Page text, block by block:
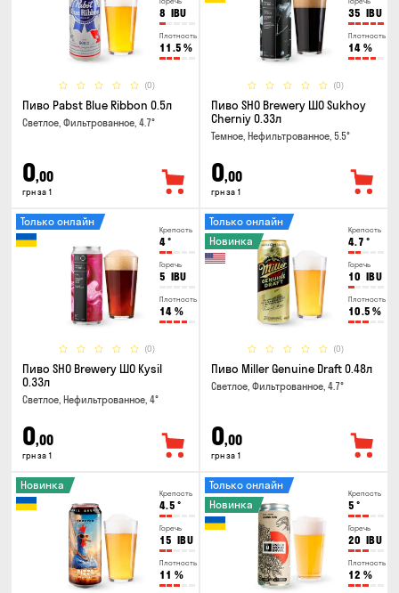
8 IBU
Плотность
11.5 %
(0)
Пиво Pabst Blue Ribbon 0.5л
Светлое, Фильтрованное, 4.7°
0,00
грн за 1
35 IBU
Плотность
14 %
(0)
Пиво SHO Brewery ШО Sukhoy
Cherniy 0.33л
Темное, Нефильтрованное, 5.5°
0,00
грн за 1
Крепость
4°
Горечь
5 IBU
Плотность
14 %
(0)
Только онлайн
Пиво SHO Brewery ШО Kysil
0.33л
Светлое, Нефильтрованное, 4°
0,00
грн за 1
Крепость
4.7 °
Горечь
10 IBU
Плотность
10.5 %
(0)
Только онлайн
Новинка
Пиво Miller Genuine Draft 0.48л
Светлое, Фильтрованное, 4.7°
0,00
грн за 1
Крепость
4.5 °
Горечь
15 IBU
Плотность
11 %
Новинка
Крепость
5 °
Горечь
20 IBU
Плотность
12 %
Только онлайн
Новинка